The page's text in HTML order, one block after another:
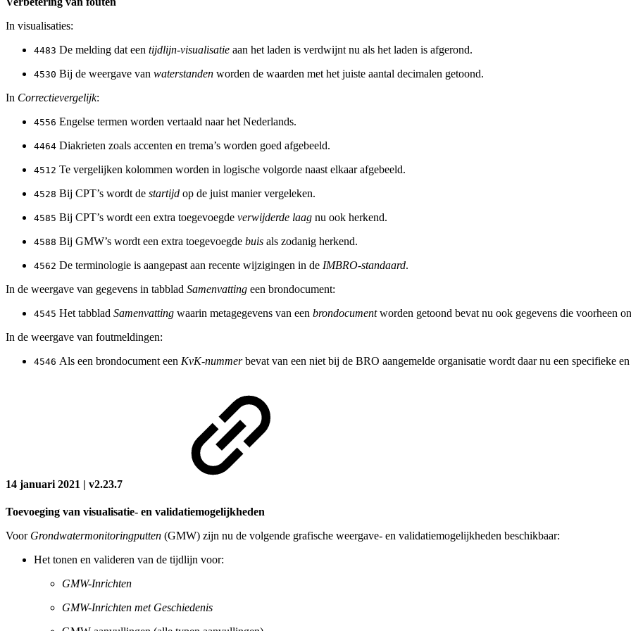
In visualisaties:
4483 De melding dat een tijdlijn-visualisatie aan het laden is verdwijnt nu als het laden is afgerond.
4530 Bij de weergave van waterstanden worden de waarden met het juiste aantal decimalen getoond.
In Correctievergelijk:
4556 Engelse termen worden vertaald naar het Nederlands.
4464 Diakrieten zoals accenten en trema’s worden goed afgebeeld.
4512 Te vergelijken kolommen worden in logische volgorde naast elkaar afgebeeld.
4528 Bij CPT’s wordt de startijd op de juist manier vergeleken.
4585 Bij CPT’s wordt een extra toegevoegde verwijderde laag nu ook herkend.
4588 Bij GMW’s wordt een extra toegevoegde buis als zodanig herkend.
4562 De terminologie is aangepast aan recente wijzigingen in de IMBRO-standaard.
In de weergave van gegevens in tabblad Samenvatting een brondocument:
4545 Het tabblad Samenvatting waarin metagegevens van een brondocumentworden getoond bevat nu ook gegevens die voorheen
In de weergave van foutmeldingen:
4546 Als een brondocument een KvK-nummerbevat van een niet bij de BRO aangemelde organisatie wordt daar nu een specifieke
14 januari 2021 | v2.23.7
Toevoeging van visualisatie- en validatiemogelijkheden
Voor Grondwatermonitoringputten (GMW) zijn nu de volgende grafische weergave- en validatiemogelijkheden beschikbaar:
Het tonen en valideren van de tijdlijn voor:
GMW-Inrichten
GMW-Inrichten met Geschiedenis